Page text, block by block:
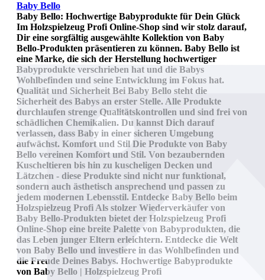
Baby Bello
Baby Bello: Hochwertige Babyprodukte für Dein Glück
Im Holzspielzeug Profi Online-Shop sind wir stolz darauf,
Dir eine sorgfältig ausgewählte Kollektion von Baby
Bello-Produkten präsentieren zu können. Baby Bello ist
eine Marke, die sich der Herstellung hochwertiger
Babyprodukte verschrieben hat und die Babys
Wohlbefinden und seine Entwicklung im Fokus hat.
Qualität und Sicherheit Bei Baby Bello steht die
Sicherheit des Babys an erster Stelle. Alle Produkte
durchlaufen strenge Qualitätskontrollen und sind frei von
schädlichen Chemikalien. Du kannst Dich darauf
verlassen, dass Baby in einer sicheren Umgebung
aufwächst. Komfort und Stil Die Produkte von Baby
Bello vereinen Komfort und Stil. Von bezaubernden
Kuscheltieren bis hin zu kuscheligen Decken und
Lätzchen - diese Produkte sind nicht nur funktional,
sondern auch ästhetisch ansprechend und passen zu
jedem modernen Lebensstil. Entdecke Baby Bello beim
Holzspielzeug Profi Als stolzer Wiederverkäufer von
Baby Bello-Produkten bietet der Holzspielzeug Profi
Online-Shop eine breite Palette von Babyprodukten, die
das Leben junger Eltern erleichtern. Entdecke die Welt
von Baby Bello und investiere in das Wohlbefinden und
die Freude Deines Babys. Hochwertige Babyprodukte
von Baby Bello | Holzspielzeug Profi